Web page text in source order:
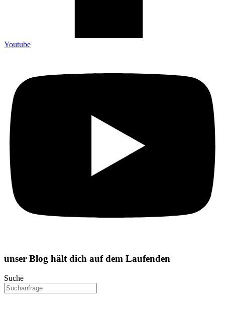
Youtube
unser Blog hält dich auf dem Laufenden
Suche